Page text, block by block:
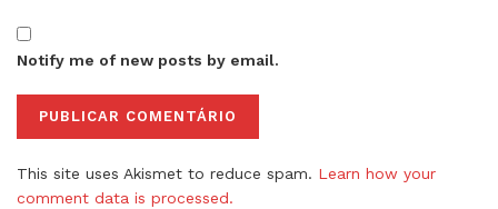
Notify me of new posts by email.
This site uses Akismet to reduce spam. Learn how your
comment data is processed.